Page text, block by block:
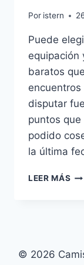
Por istern
Puede
equipación
baratos
disputar
puntos
podido
la última
LEER MÁS
© 2026